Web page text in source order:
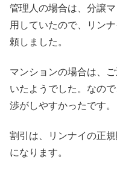
管理人の場合は、分譲
用していたので、リン
頼しました。
マンションの場合は、
いたようでした。なの
渉がしやすかったです。
割引は、リンナイの正
になります。